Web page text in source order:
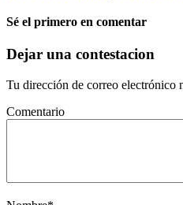
Sé el primero en comentar
Dejar una contestacion
Tu dirección de correo electrónico
Comentario